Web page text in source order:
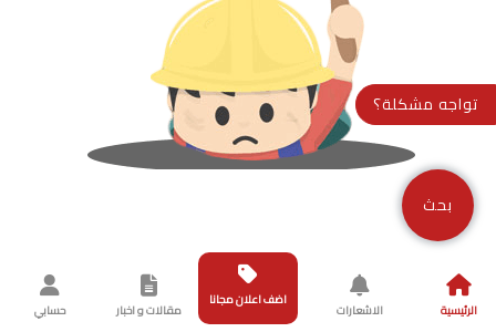
بحث
الرئيسية الاشعارات
اضف اعلان مجانا
مقالات و اخبار حسابي
تواجه مشكلة؟